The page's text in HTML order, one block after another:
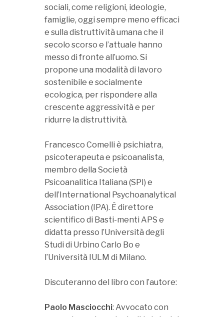
sociali, come religioni, ideologie,
famiglie, oggi sempre meno efficaci
e sulla distruttività umana che il
secolo scorso e l’attuale hanno
messo di fronte all’uomo. Si
propone una modalità di lavoro
sostenibile e socialmente
ecologica, per rispondere alla
crescente aggressività e per
ridurre la distruttività.
Francesco Comelli è psichiatra,
psicoterapeuta e psicoanalista,
membro della Società
Psicoanalitica Italiana (SPI) e
dell’International Psychoanalytical
Association (IPA). È direttore
scientifico di Basti-menti APS e
didatta presso l’Università degli
Studi di Urbino Carlo Bo e
l’Università IULM di Milano.
Discuteranno del libro con l’autore:
Paolo Masciocchi: Avvocato con